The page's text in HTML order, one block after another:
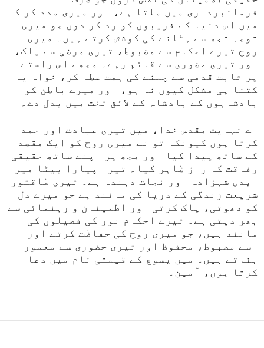
فرمانبرداری میں ملتا ہے، اور میری مدد کر کہ
میں اس دنیا کے فریبوں کو رد کر دوں جو میری
توجہ تجھ سے ہٹانے کی کوشش کرتے ہیں۔ میری
روح تیرے احکام سے مضبوط، تیری مرضی سے پاک،
اور تیری حضوری سے قائم رہے۔ مجھے اس راستے
پر ثابت قدمی سے چلنے کی ہمت عطا کر، خواہ یہ
کتنا ہی مشکل کیوں نہ ہو، اور میرے باطن کو
بادشاہوں کے بادشاہ کے لائق تخت میں بدل دے۔
اے نہایت مقدس خدا، میں تیری عبادت اور حمد
کرتا ہوں کیونکہ تو نے میری روح کو ایک مقصد
کے ساتھ پیدا کیا اور مجھ پر اپنے ساتھ حقیقی
رفاقت کا راز ظاہر کیا۔ تیرا پیارا بیٹا میرا
ابدی شہزادہ اور نجات دہندہ ہے۔ تیری طاقتور
شریعت زندگی کے دریا کی مانند ہے جو میرے دل
کو دھوتی، پاک کرتی اور اطمینان و رہنمائی سے
بھر دیتی ہے۔ تیرے احکام نور کی فصیلوں کی
مانند ہیں، جو میری روح کی حفاظت کرتے اور
اسے مضبوط، محفوظ اور تیری حضوری سے معمور
بناتے ہیں۔ میں یسوع کے قیمتی نام میں دعا
کرتا ہوں، آمین۔